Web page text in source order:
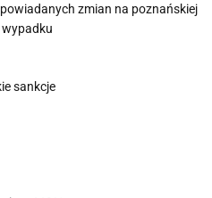
zmian na poznańskiej
wypadku
sankcje